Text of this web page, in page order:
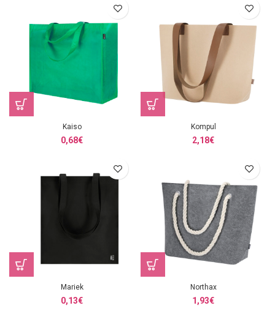
Kaiso
0,68€
Kompul
2,18€
Mariek
0,13€
Northax
1,93€